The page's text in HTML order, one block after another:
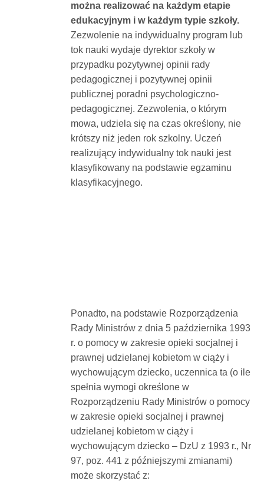
można realizować na każdym etapie
edukacyjnym i w każdym typie szkoły.
Zezwolenie na indywidualny program lub
tok nauki wydaje dyrektor szkoły w
przypadku pozytywnej opinii rady
pedagogicznej i pozytywnej opinii
publicznej poradni psychologiczno-
pedagogicznej. Zezwolenia, o którym
mowa, udziela się na czas określony, nie
krótszy niż jeden rok szkolny. Uczeń
realizujący indywidualny tok nauki jest
klasyfikowany na podstawie egzaminu
klasyfikacyjnego.
Ponadto, na podstawie Rozporządzenia
Rady Ministrów z dnia 5 października 1993
r. o pomocy w zakresie opieki socjalnej i
prawnej udzielanej kobietom w ciąży i
wychowującym dziecko, uczennica ta (o ile
spełnia wymogi określone w
Rozporządzeniu Rady Ministrów o pomocy
w zakresie opieki socjalnej i prawnej
udzielanej kobietom w ciąży i
wychowującym dziecko – DzU z 1993 r., Nr
97, poz. 441 z późniejszymi zmianami)
może skorzystać z: